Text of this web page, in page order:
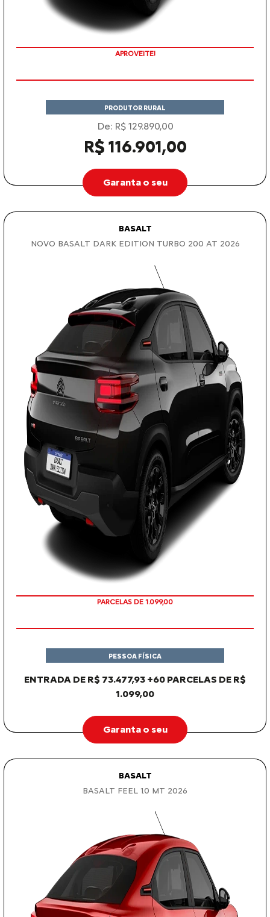
APROVEITE!
PRODUTOR RURAL
De: R$ 129.890,00
R$ 116.901,00
Garanta o seu
BASALT
NOVO BASALT DARK EDITION TURBO 200 AT 2026
PARCELAS DE 1.099,00
ENTRADA DE R$ 73.477,93 +60 PARCELAS DE R$
1.099,00
PESSOA FÍSICA
Garanta o seu
BASALT
BASALT FEEL 1.0 MT 2026